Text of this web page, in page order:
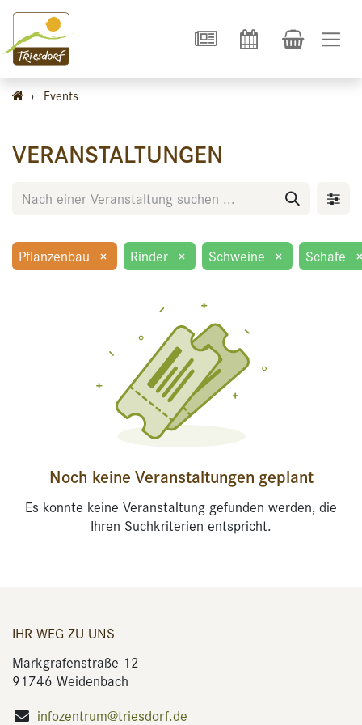
› Events
VERANSTALTUNGEN
Pflanzenbau × Rinder × Schweine × Schafe
Noch keine Veranstaltungen geplant
Es konnte keine Veranstaltung gefunden werden, die
Ihren Suchkriterien entspricht.
IHR WEG ZU UNS
Markgrafenstraße 12
91746 Weidenbach
infozentrum@triesdorf.de